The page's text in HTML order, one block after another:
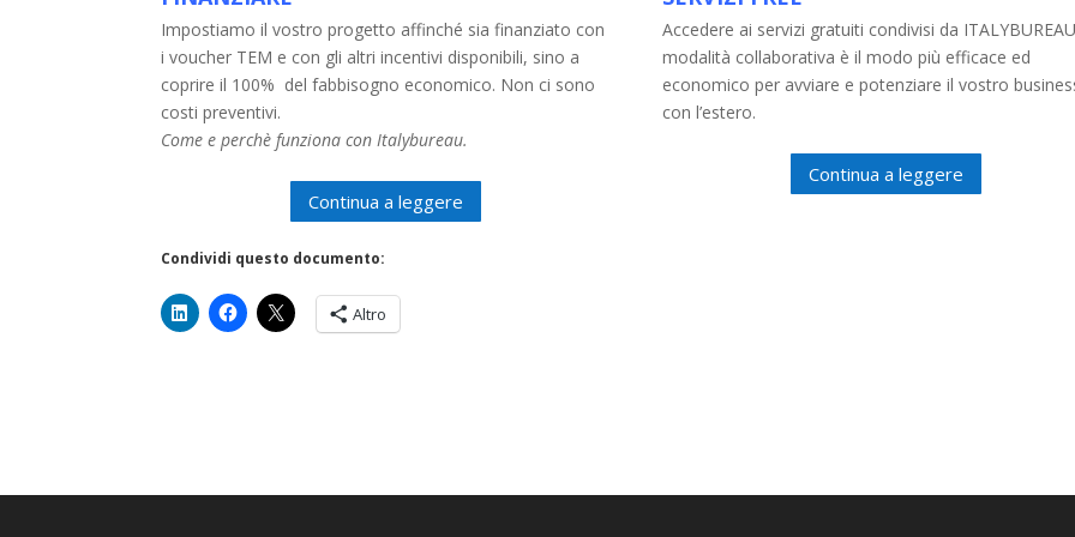
Impostiamo il vostro progetto affinché sia finanziato con
i voucher TEM e con gli altri incentivi disponibili, sino a
coprire il 100% del fabbisogno economico. Non ci sono
costi preventivi.
Come e perchè funziona con Italybureau.
Continua a leggere
Accedere ai servizi gratuiti condivisi da
modalità collaborativa è il modo più efficace ed
economico per avviare e potenziare il vostro
con l’estero.
Continua a leggere
Condividi questo documento:
Altro